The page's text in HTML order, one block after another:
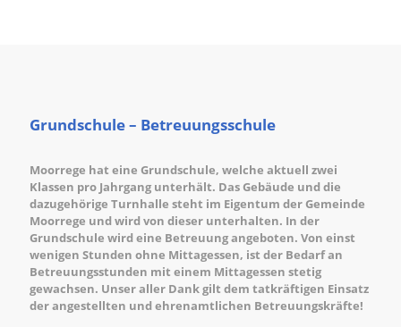
Grundschule – Betreuungsschule
Moorrege hat eine Grundschule, welche aktuell zwei
Klassen pro Jahrgang unterhält. Das Gebäude und die
dazugehörige Turnhalle steht im Eigentum der Gemeinde
Moorrege und wird von dieser unterhalten. In der
Grundschule wird eine Betreuung angeboten. Von einst
wenigen Stunden ohne Mittagessen, ist der Bedarf an
Betreuungsstunden mit einem Mittagessen stetig
gewachsen. Unser aller Dank gilt dem tatkräftigen Einsatz
der angestellten und ehrenamtlichen Betreuungskräfte!